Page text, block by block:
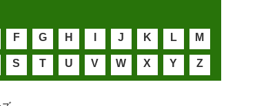
F G H J K L M
S T U V W X Y Z